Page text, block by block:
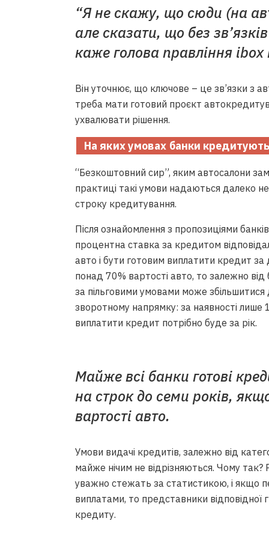
“Я не скажу, що сюди (на
але сказати, що без
каже голова правління
Він уточнює, що ключове – це зв’язки з
треба мати готовий проєкт
ухвалювати рішення.
На яких умовах банки
“Безкоштовний сир”, яким автосалони
практиці такі умови надаються далеко
строку кредитування.
Після ознайомлення з пропозиціями
процентна ставка за кредитом
авто і бути готовим виплатити кредит
понад 70% вартості авто, то залежно
за пільговими умовами може
зворотному напрямку: за наявності лише
виплатити кредит потрібно буде за рік.
Майже всі банки готові
на строк до семи років,
вартості авто.
Умови видачі кредитів, залежно від
майже нічим не відрізняються. Чому так?
уважно стежать за статистикою, і якщо
виплатами, то представники
кредиту.